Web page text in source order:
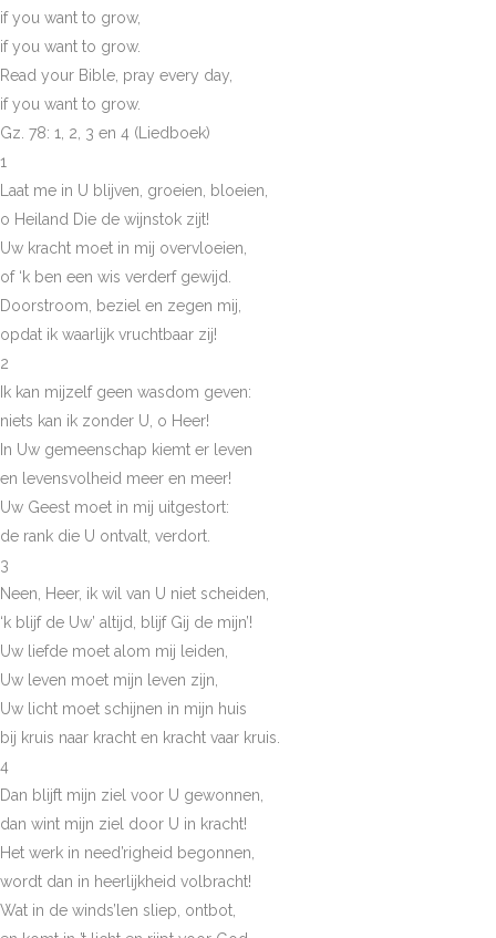
if you want to grow,
if you want to grow.
Read your Bible, pray every day,
if you want to grow.
Gz. 78: 1, 2, 3 en 4 (Liedboek)
1
Laat me in U blijven, groeien, bloeien,
o Heiland Die de wijnstok zijt!
Uw kracht moet in mij overvloeien,
of ‘k ben een wis verderf gewijd.
Doorstroom, beziel en zegen mij,
opdat ik waarlijk vruchtbaar zij!
2
Ik kan mijzelf geen wasdom geven:
niets kan ik zonder U, o Heer!
In Uw gemeenschap kiemt er leven
en levensvolheid meer en meer!
Uw Geest moet in mij uitgestort:
de rank die U ontvalt, verdort.
3
Neen, Heer, ik wil van U niet scheiden,
‘k blijf de Uw’ altijd, blijf Gij de mijn’!
Uw liefde moet alom mij leiden,
Uw leven moet mijn leven zijn,
Uw licht moet schijnen in mijn huis
bij kruis naar kracht en kracht vaar kruis.
4
Dan blijft mijn ziel voor U gewonnen,
dan wint mijn ziel door U in kracht!
Het werk in need’righeid begonnen,
wordt dan in heerlijkheid volbracht!
Wat in de winds’len sliep, ontbot,